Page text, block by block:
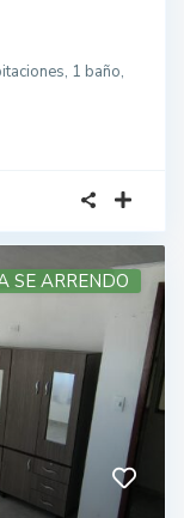
1 baño,
SE ARRENDO